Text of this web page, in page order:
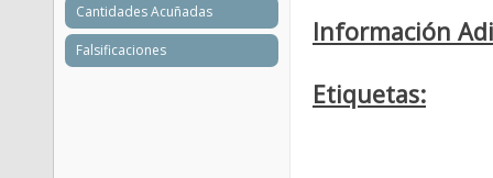
Información
Etiquetas:
Cantidades Acuñadas
Falsificaciones